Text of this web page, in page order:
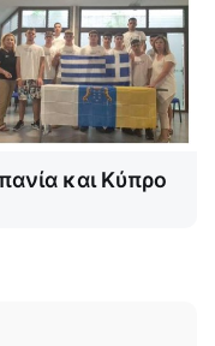
και Κύπρο